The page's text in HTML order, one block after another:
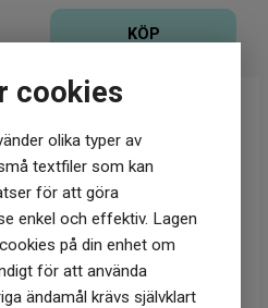
cookies
olika typer av
textfiler som kan
för att göra
enkel och effektiv. Lagen
på din enhet om
för att använda
ändamål krävs självklart
KÖP